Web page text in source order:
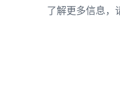
了解更多信息，